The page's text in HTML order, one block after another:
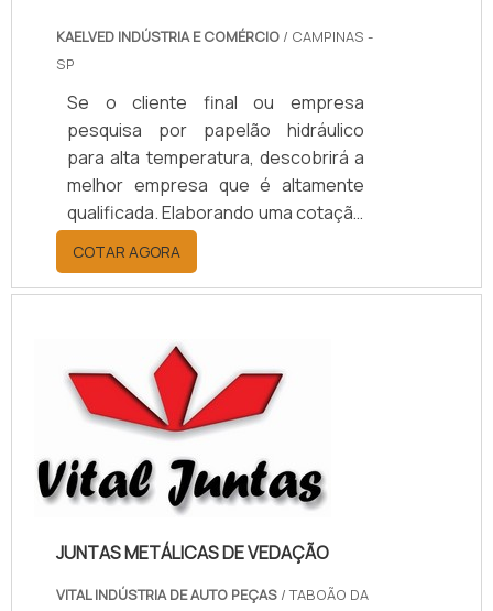
KAELVED INDÚSTRIA E COMÉRCIO / CAMPINAS -
SP
Se o cliente final ou empresa
pesquisa por papelão hidráulico
para alta temperatura, descobrirá a
melhor empresa que é altamente
qualificada. Elaborando uma cotação
por meio da plataforma e
descobrindo a melhor referência do
mercado.MAIS INFORMAÇÕES
HIDRÁULICO PARA ALTA
TEMPERATURASe alguém pesquisar
papelão hidráulico para alta
temperatura encontra na internet a
kaelved. Uma empresa com alto
know-how em laudos ...
COTAR AGORA
JUNTAS METÁLICAS DE VEDAÇÃO
VITAL INDÚSTRIA DE AUTO PEÇAS / TABOÃO DA